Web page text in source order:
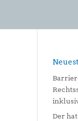
Der